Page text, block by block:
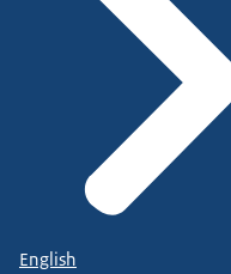
English